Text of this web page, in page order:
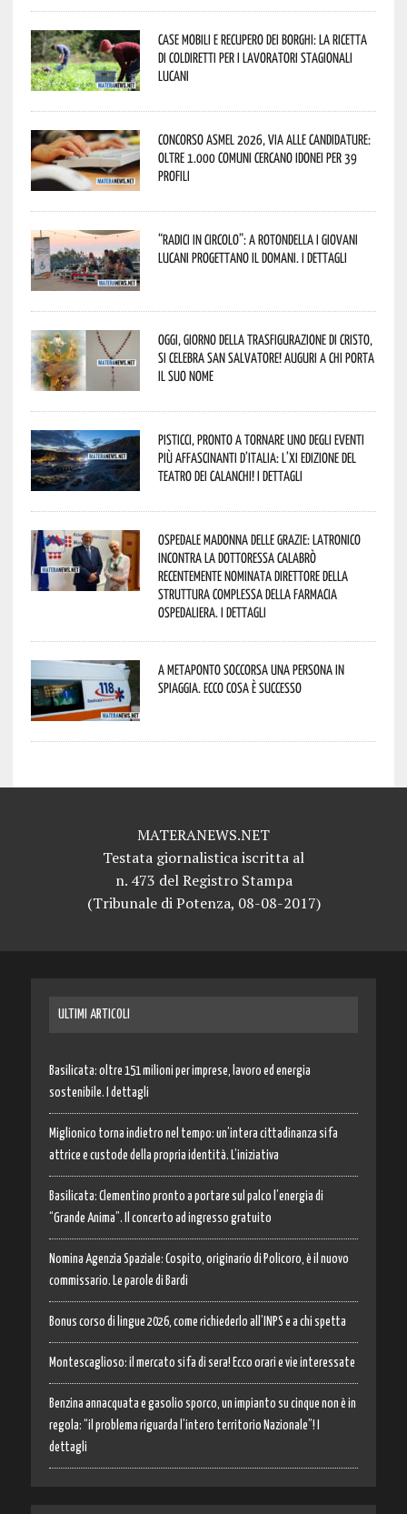
Case mobili e recupero dei borghi: la ricetta
di Coldiretti per i lavoratori stagionali
lucani
Concorso Asmel 2026, via alle candidature:
oltre 1.000 Comuni cercano idonei per 39
profili
“Radici in Circolo”: a Rotondella i giovani
lucani progettano il domani. I dettagli
Oggi, giorno della Trasfigurazione di Cristo,
si celebra San Salvatore! Auguri a chi porta
il suo nome
Pisticci, pronto a tornare uno degli eventi
più affascinanti d’Italia: l’XI edizione del
Teatro dei Calanchi! I dettagli
Ospedale Madonna delle Grazie: Latronico
incontra la dottoressa Calabrò
recentemente nominata Direttore della
Struttura Complessa della Farmacia
Ospedaliera. I dettagli
A Metaponto soccorsa una persona in
spiaggia. Ecco cosa è successo
MATERANEWS.NET
Testata giornalistica iscritta al
n. 473 del Registro Stampa
(Tribunale di Potenza, 08-08-2017)
ULTIMI ARTICOLI
Basilicata: oltre 151 milioni per imprese, lavoro ed energia
sostenibile. I dettagli
Miglionico torna indietro nel tempo: un’intera cittadinanza si fa
attrice e custode della propria identità. L’iniziativa
Basilicata: Clementino pronto a portare sul palco l’energia di
“Grande Anima”. Il concerto ad ingresso gratuito
Nomina Agenzia Spaziale: Cospito, originario di Policoro, è il nuovo
commissario. Le parole di Bardi
Bonus corso di lingue 2026, come richiederlo all’INPS e a chi spetta
Montescaglioso: il mercato si fa di sera! Ecco orari e vie interessate
Benzina annacquata e gasolio sporco, un impianto su cinque non è in
regola: “il problema riguarda l’intero territorio Nazionale”! I
dettagli